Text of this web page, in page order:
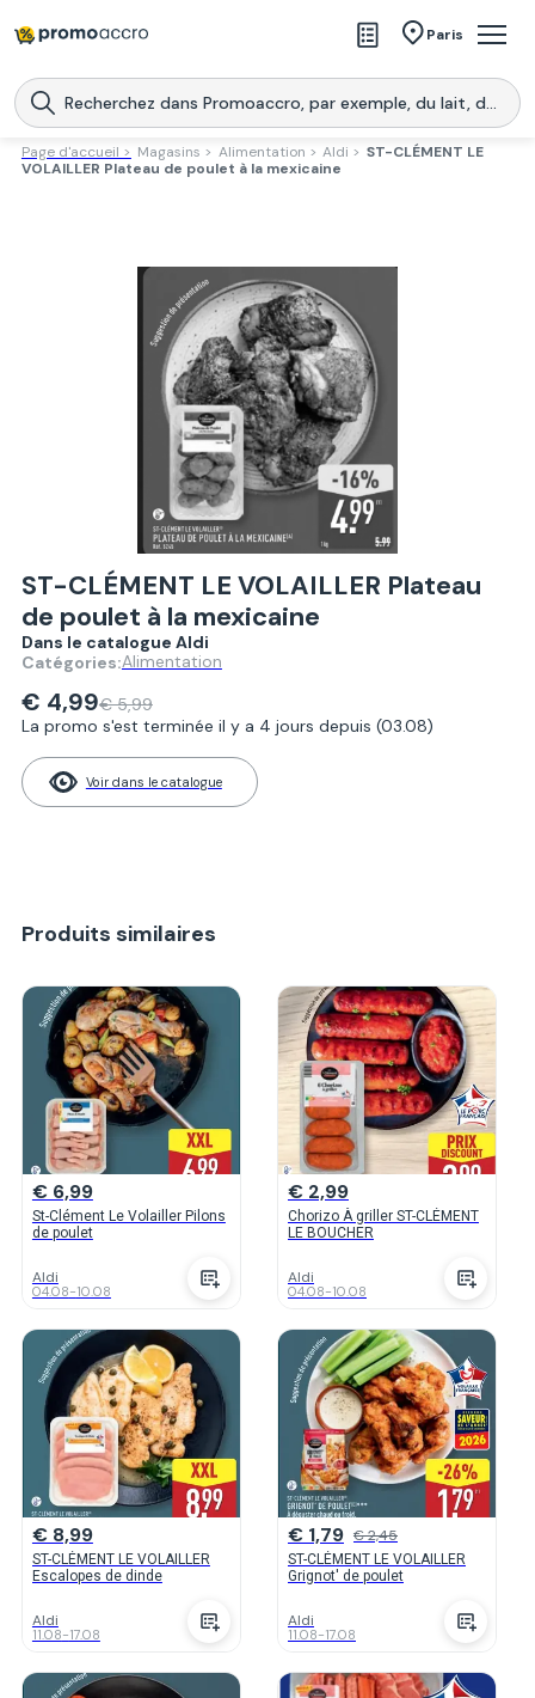
Paris
Magasins
Produits
Page d'accueil > Magasins > Alimentation > Aldi > ST-CLÉMENT LE
VOLAILLER Plateau de poulet à la mexicaine
ST-CLÉMENT LE VOLAILLER Plateau
de poulet à la mexicaine
Dans le catalogue Aldi
Catégories:Alimentation
€ 4,99€ 5,99
La promo s'est terminée il y a 4 jours depuis (03.08)
Voir dans le catalogue
Produits similaires
€ 6,99
St-Clément Le Volailler Pilons
de poulet
Aldi
04.08-10.08
€ 2,99
Chorizo À griller ST-CLÉMENT
LE BOUCHER
Aldi
04.08-10.08
€ 8,99
ST-CLÉMENT LE VOLAILLER
Escalopes de dinde
Aldi
11.08-17.08
€ 1,79 € 2,45
ST-CLÉMENT LE VOLAILLER
Grignot' de poulet
Aldi
11.08-17.08